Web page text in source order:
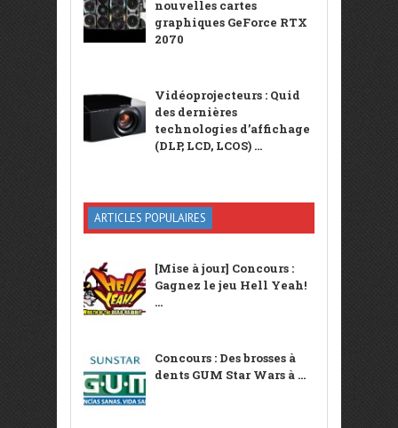
nouvelles cartes
graphiques GeForce RTX
2070
Vidéoprojecteurs : Quid
des dernières
technologies d’affichage
(DLP, LCD, LCOS) ...
ARTICLES POPULAIRES
[Mise à jour] Concours :
Gagnez le jeu Hell Yeah!
...
Concours : Des brosses à
dents GUM Star Wars à ...